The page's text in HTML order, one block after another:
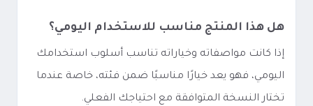
هل هذا المنتج مناسب للاستخدام اليومي؟
إذا كانت مواصفاته وخياراته تناسب أسلوب استخدامك
اليومي، فهو يعد خيارًا مناسبًا ضمن فئته، خاصة عندما
تختار النسخة المتوافقة مع احتياجك الفعلي.